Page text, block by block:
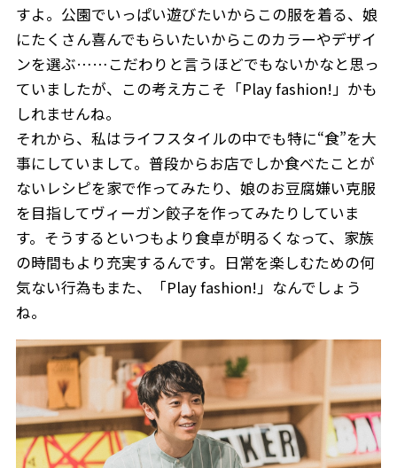
ニュース
企業情報
IR情報
サステナビリティ
グループ企業
Play fashion!
すよ。公園でいっぱい遊びたいからこの服を着る、娘
にたくさん喜んでもらいたいからこのカラーやデザイ
ンを選ぶ……こだわりと言うほどでもないかなと思っ
ていましたが、この考え方こそ「Play fashion!」かも
しれませんね。
それから、私はライフスタイルの中でも特に“食”を大
事にしていまして。普段からお店でしか食べたことが
ないレシピを家で作ってみたり、娘のお豆腐嫌い克服
を目指してヴィーガン餃子を作ってみたりしていま
す。そうするといつもより食卓が明るくなって、家族
の時間もより充実するんです。日常を楽しむための何
気ない行為もまた、「Play fashion!」なんでしょう
ね。